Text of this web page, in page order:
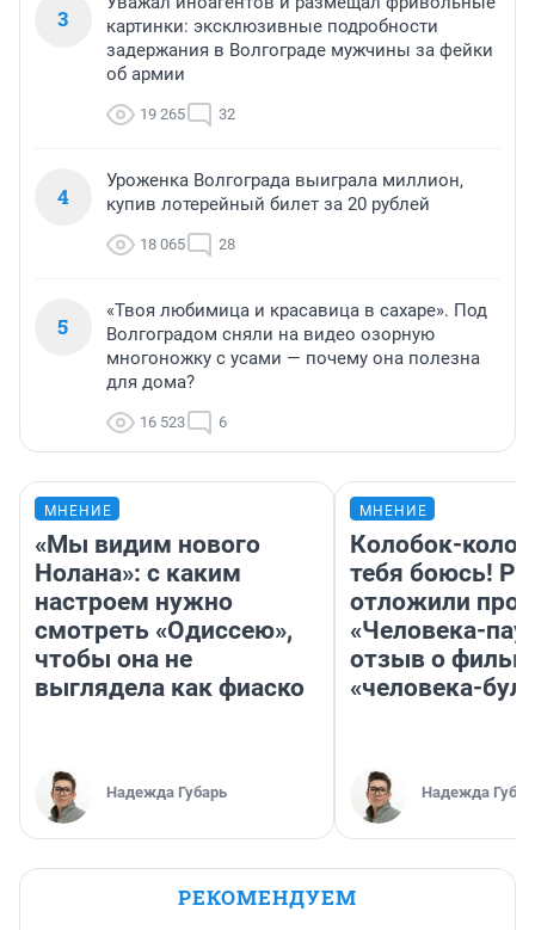
3
картинки: эксклюзивные подробности
задержания в Волгограде мужчины за фейки
об армии
19 265 32
4
Уроженка Волгограда выиграла миллион,
купив лотерейный билет за 20 рублей
18 065 28
5
«Твоя любимица и красавица в сахаре». Под
Волгоградом сняли на видео озорную
многоножку с усами — почему она полезна
для дома?
16 523 6
МНЕНИЕ
«Мы видим нового
Нолана»: с каким
настроем нужно
смотреть «Одиссею»,
чтобы она не
выглядела как фиаско
Надежда Губарь
МНЕНИЕ
Колобок-
тебя боюсь!
отложили
«Человека-
отзыв о
«человека-
Надежда
РЕКОМЕНДУЕМ